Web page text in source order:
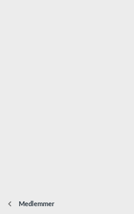
Medlemmer